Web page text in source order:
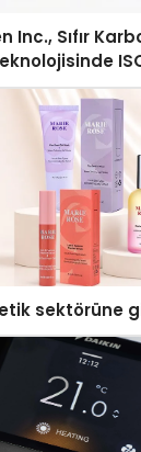
Inc., Sıfır
Aldı
sektörüne